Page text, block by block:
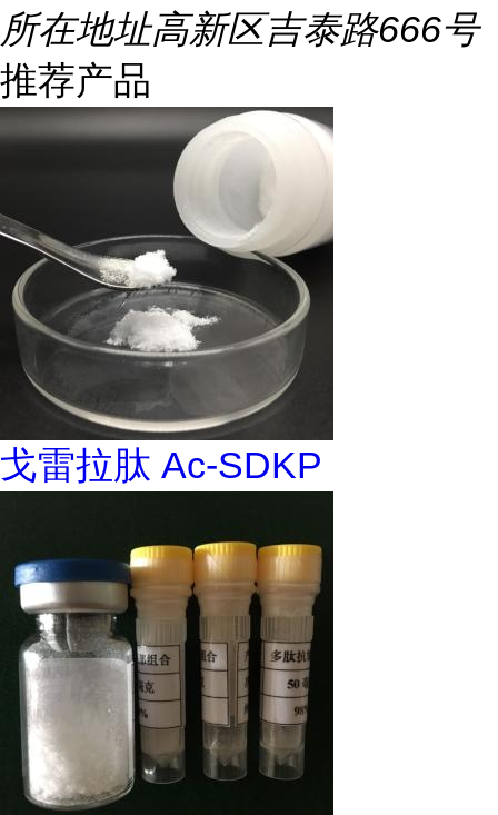
所在地址高新区吉泰路666号
推荐产品
戈雷拉肽 Ac-SDKP